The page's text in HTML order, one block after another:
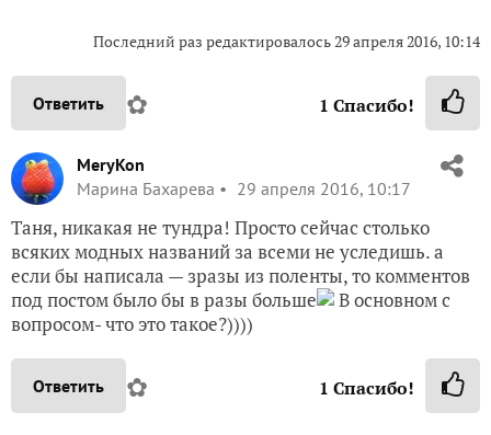
Последний раз редактировалось29 апреля 2016, 10:14
Ответить ✿ 1 Спасибо!
MeryKon
Марина Бахарева
29 апреля 2016, 10:17
Таня, никакая не тундра! Просто сейчас столько
всяких модных названий за всеми не уследишь. а
если бы написала — зразы из поленты, то комментов
под постом было бы в разы больше
В основном с
вопросом- что это такое?))))
Ответить ✿ 1 Спасибо!